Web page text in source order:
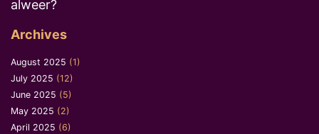
alweer?
Archives
August 2025 (1)
July 2025 (12)
June 2025 (5)
May 2025 (2)
April 2025 (6)